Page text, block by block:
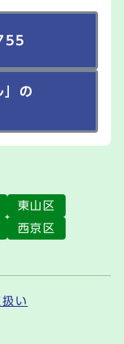
」の
東山区
西京区
い